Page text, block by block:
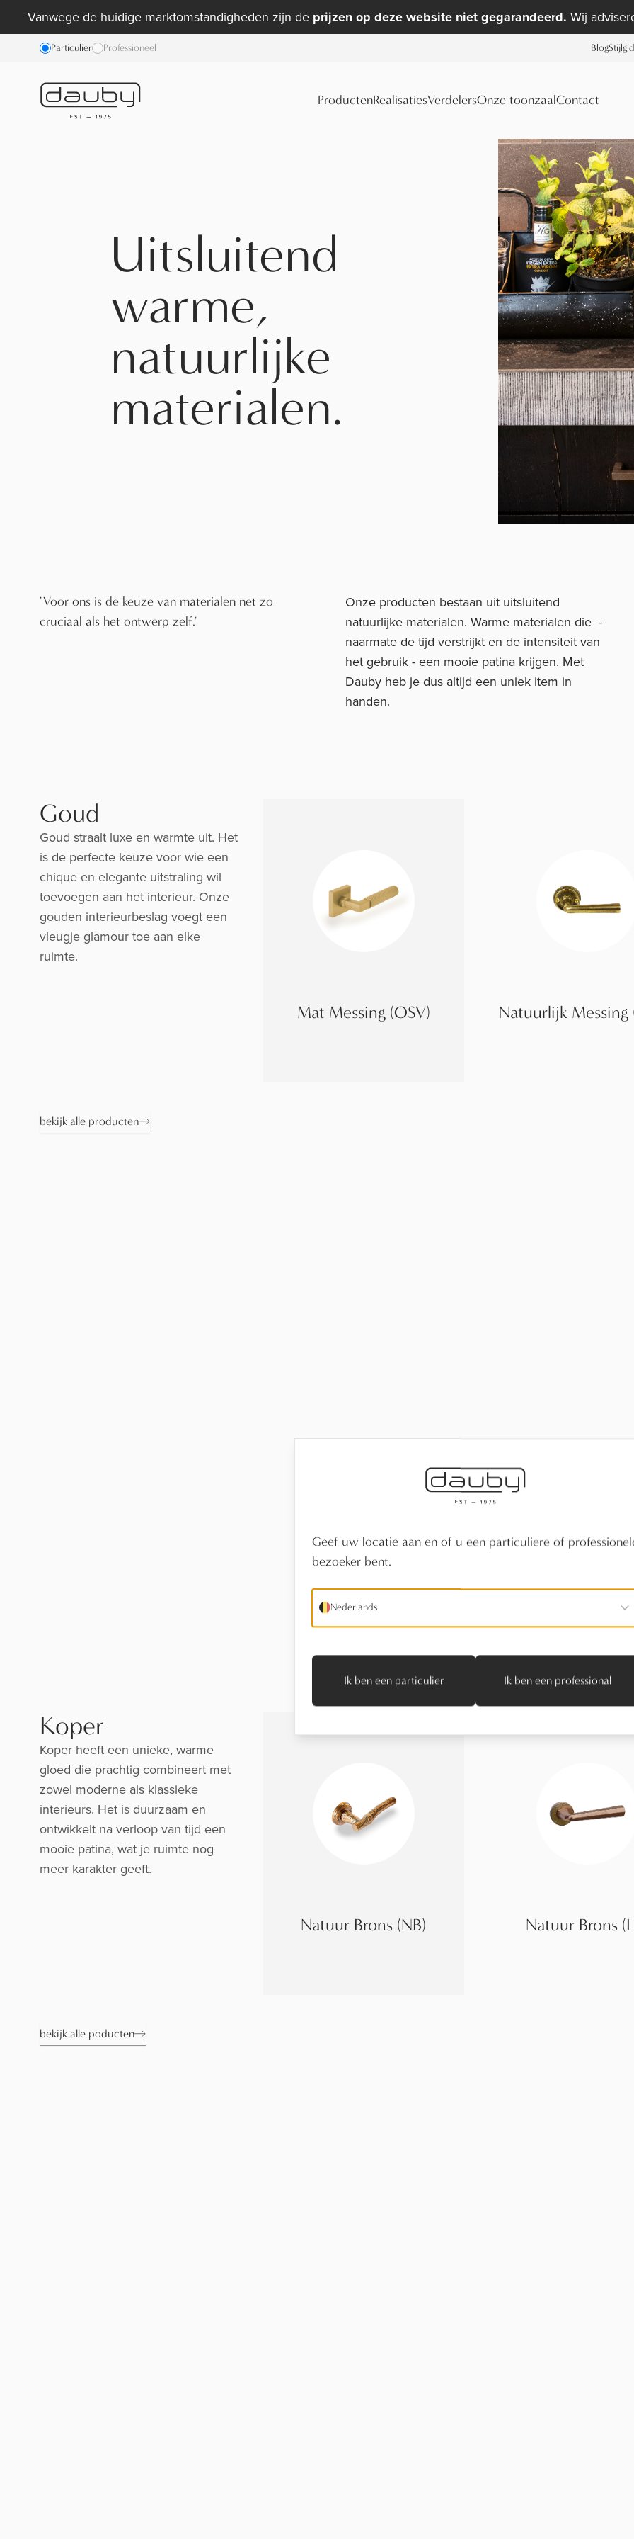
Vanwege de huidige marktomstandigheden zijn de prijzen op deze website niet gegarandeerd. Wij
Particulier Professioneel Blog
ProductenRealisatiesVerdelersOnze toonzaal Contact
Uitsluitend
warme,
natuurlijke
materialen.
"Voor ons is de keuze van materialen net zo
cruciaal als het ontwerp zelf."
Onze producten bestaan uit uitsluitend
natuurlijke materialen. Warme materialen die -
naarmate de tijd verstrijkt en de intensiteit van
het gebruik - een mooie patina krijgen. Met
Dauby heb je dus altijd een uniek item in
handen.
Goud
Goud straalt luxe en warmte uit. Het
is de perfecte keuze voor wie een
chique en elegante uitstraling wil
toevoegen aan het interieur. Onze
gouden interieurbeslag voegt een
vleugje glamour toe aan elke
ruimte.
bekijk alle producten
Mat Messing (OSV) Natuurlijk Messing
Koper
Koper heeft een unieke, warme
gloed die prachtig combineert met
zowel moderne als klassieke
interieurs. Het is duurzaam en
ontwikkelt na verloop van tijd een
mooie patina, wat je ruimte nog
meer karakter geeft.
bekijk alle poducten
Natuur Brons (NB) Natuur Brons
Geef uw locatie aan en of u een particuliere of
bezoeker bent.
Nederlands
Ik ben een particulier Ik ben een professional